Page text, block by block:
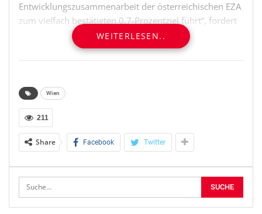
Entwicklungszusammenarbeit der österreichischen EZA
zum vielfach bestätigten 0,7-Prozentziel führt“, fordert
Petra Bayr, SPÖ-Bereichssprecherin für globale
Entwicklung. Die SPÖ-Nationalratsabgeordnete nutzt
die heutige Präsentation der EZA-Daten durch das
erneut mehr politisches Engagement für die
Abstürzen der ODA-Zahlen ist vor allem auf das Sinken
der Flüchtlingsbetreuungskosten zurück zu führen. Das
ist keine EZA. Wir brauchen einen Stufenplan, der auf
Studienplatzfinanzierungskosten, also auf Zahlungen,
auf die Österreich nur wenig bis keinen Einfluss hat,
WEITERLESEN..
Wien
211
Share Facebook Twitter